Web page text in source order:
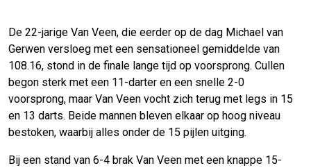
De 22-jarige Van Veen, die eerder op de dag Michael van
Gerwen versloeg met een sensationeel gemiddelde van
108.16, stond in de finale lange tijd op voorsprong. Cullen
begon sterk met een 11-darter en een snelle 2-0
voorsprong, maar Van Veen vocht zich terug met legs in 15
en 13 darts. Beide mannen bleven elkaar op hoog niveau
bestoken, waarbij alles onder de 15 pijlen uitging.
Bij een stand van 6-4 brak Van Veen met een knappe 15-